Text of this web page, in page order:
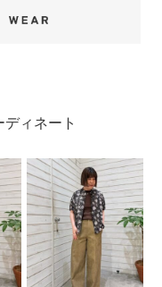
ィネート